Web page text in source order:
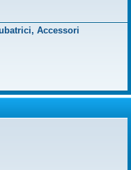
Accessori